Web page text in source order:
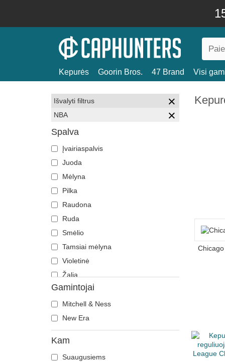
Kepurės Goorin Bros. 47 Brand Visi
Išvalyti filtrus
NBA
Spalva
Įvairiaspalvis
Juoda
Mėlyna
Pilka
Raudona
Ruda
Smėlio
Tamsiai mėlyna
Violetinė
Žalia
Gamintojai
Mitchell & Ness
New Era
Kam
Suaugusiems